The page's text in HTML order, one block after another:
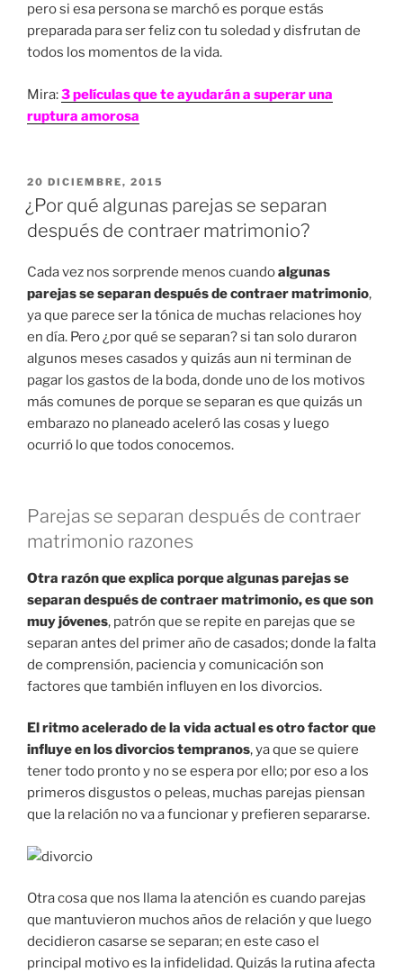
pero si esa persona se marchó es porque estás
preparada para ser feliz con tu soledad y disfrutan de
todos los momentos de la vida.
Mira:3 películas que te ayudarán a superar una
ruptura amorosa
PUBLICADO
EN
20 DICIEMBRE, 2015
¿Por qué algunas parejas se separan
después de contraer matrimonio?
Cada vez nos sorprende menos cuandoalgunas
parejas se separan después de contraer matrimonio,
ya que parece ser la tónica de muchas relaciones hoy
en día. Pero ¿por qué se separan? si tan solo duraron
algunos meses casados y quizás aun ni terminan de
pagar los gastos de la boda, donde uno de los motivos
más comunes de porque se separan es que quizás un
embarazo no planeado aceleró las cosas y luego
ocurrió lo que todos conocemos.
Parejas se separan después de contraer
matrimonio razones
Otra razón que explica porque algunas parejas se
separan después de contraer matrimonio, es que son
muy jóvenes, patrón que se repite en parejas que se
separan antes del primer año de casados; donde la falta
de comprensión, paciencia y comunicación son
factores que también influyen en los divorcios.
El ritmo acelerado de la vida actual es otro factor que
influye en los divorcios tempranos, ya que se quiere
tener todo pronto y no se espera por ello; por eso a los
primeros disgustos o peleas, muchas parejas piensan
que la relación no va a funcionar y prefieren separarse.
Otra cosa que nos llama la atención es cuando parejas
que mantuvieron muchos años de relación y que luego
decidieron casarse se separan; en este caso el
principal motivo es la infidelidad. Quizás la rutina afecta